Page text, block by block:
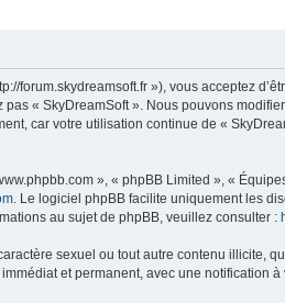
forum.skydreamsoft.fr »), vous acceptez
« SkyDreamSoft ». Nous pouvons
car votre utilisation continue de «
», « phpBB Limited », «
. Le logiciel phpBB facilite uniquement les
au sujet de phpBB, veuillez consulter :
sexuel ou tout autre contenu illicite,
et permanent, avec une notification